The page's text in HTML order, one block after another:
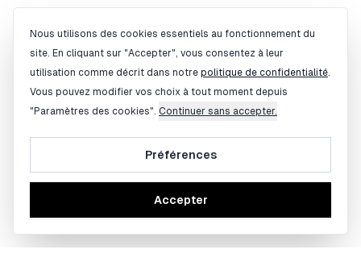
Gestion des cookies
Nous utilisons des cookies essentiels au fonctionnement du
site. En cliquant sur "Accepter", vous consentez à leur
utilisation comme décrit dans notre politique de confidentialité.
Vous pouvez modifier vos choix à tout moment depuis
"Paramètres des cookies". Continuer sans accepter.
Préférences
Accepter